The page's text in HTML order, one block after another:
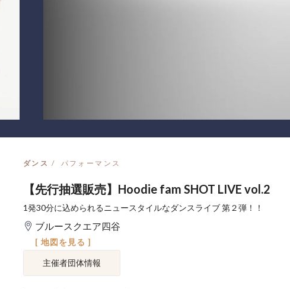
ダンス パフォーマンス
【先行抽選販売】Hoodie fam SHOT LIVE vol.2
1発30分に込められるニュースタイルなダンスライブ 第２弾！！
ブルースクエア四谷
[ 地図を見る ]
主催者団体情報